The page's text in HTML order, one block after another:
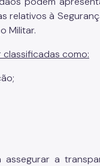
relativos à
Militar.
como:
assegurar a